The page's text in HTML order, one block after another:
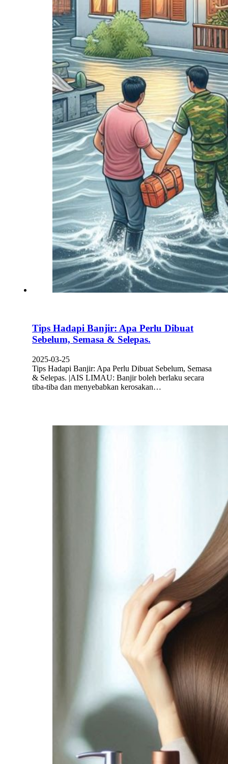
Tips Hadapi Banjir: Apa Perlu Dibuat
Sebelum, Semasa & Selepas.
2025-03-25
Tips Hadapi Banjir: Apa Perlu Dibuat Sebelum, Semasa
& Selepas. |AIS LIMAU: Banjir boleh berlaku secara
tiba-tiba dan menyebabkan kerosakan…